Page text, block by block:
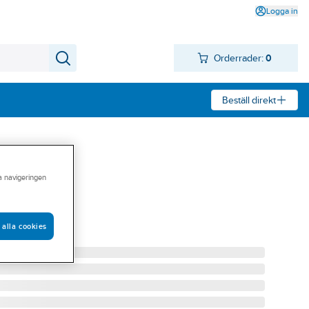
Logga in
Orderrader: 0
Beställ direkt
navigeringen
alla cookies